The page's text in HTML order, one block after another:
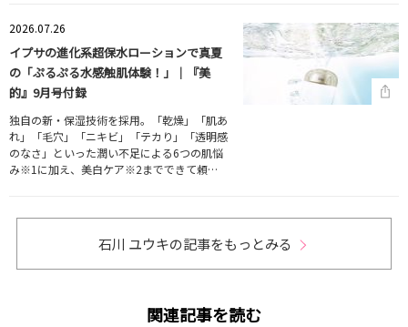
2026.07.26
イプサの進化系超保水ローションで真夏
の「ぷるぷる水感触肌体験！」｜『美
的』9月号付録
独自の新・保湿技術を採用。「乾燥」「肌あ
れ」「毛穴」「ニキビ」「テカり」「透明感
のなさ」といった潤い不足による6つの肌悩
み※1に加え、美白ケア※2までできて頼…
石川 ユウキの記事をもっとみる
関連記事を読む